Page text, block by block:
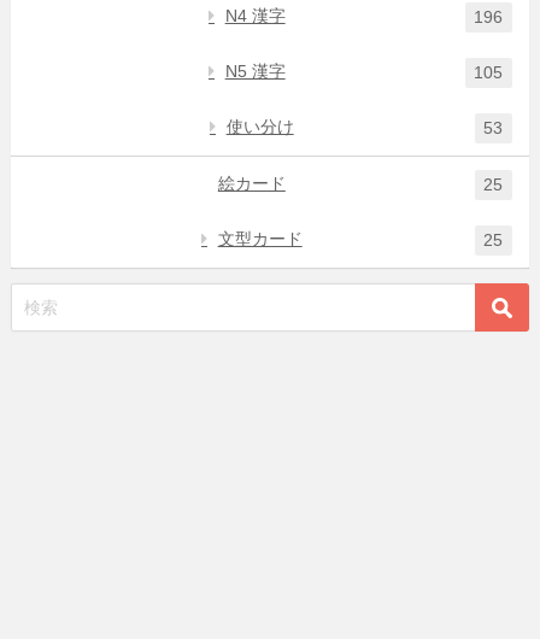
N4 漢字 196
N5 漢字 105
使い分け 53
絵カード 25
文型カード 25